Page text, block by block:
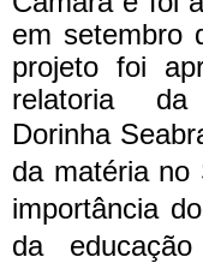
em setembro
projeto foi
relatoria da
Dorinha
da matéria no
importância
da